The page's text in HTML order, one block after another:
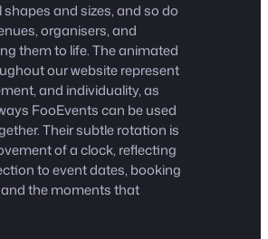
shapes and sizes, and so do
organisers, and
them to life. The animated
our website represent
and individuality, as
FooEvents can be used
Their subtle rotation is
of a clock, reflecting
to event dates, booking
the moments that